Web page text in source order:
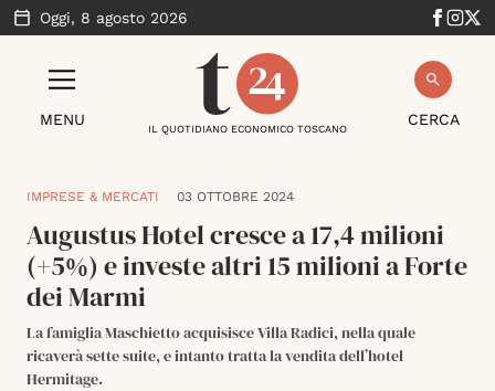
Oggi, 8 agosto 2026
MENU CERCA
IL QUOTIDIANO ECONOMICO TOSCANO
IMPRESE & MERCATI 03 OTTOBRE 2024
Augustus Hotel cresce a 17,4 milioni
(+5%) e investe altri 15 milioni a Forte
dei Marmi
La famiglia Maschietto acquisisce Villa Radici, nella quale
ricaverà sette suite, e intanto tratta la vendita dell’hotel
Hermitage.